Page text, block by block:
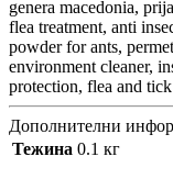
genera macedonia,
flea treatment, anti
powder for ants,
environment cleaner,
protection, flea and
Дополнителни
Тежина 0.1 кг